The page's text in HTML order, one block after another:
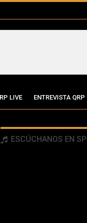
LIVE ENTREVISTA QRP
ESCÚCHANOS EN